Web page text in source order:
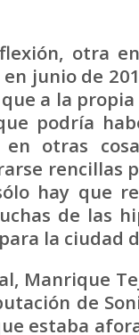
otra
junio de
a la
podría
en otras
rencillas
hay que
de las
la ciudad
Manrique
de
estaba